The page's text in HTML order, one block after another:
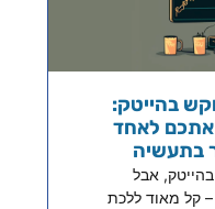
בהייטק:
אתכם לאחד
בתעשיה
אבל
קל מאוד ללכת